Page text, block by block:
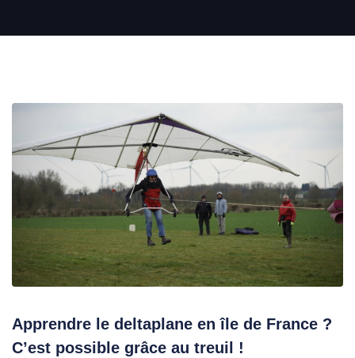
Apprendre le deltaplane en île de France ?
C’est possible grâce au treuil !